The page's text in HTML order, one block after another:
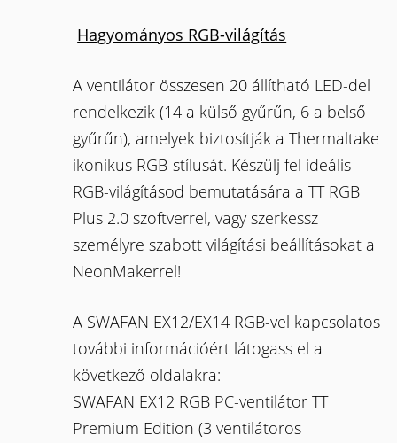
Hagyományos RGB-világítás
A ventilátor összesen 20 állítható LED-del
rendelkezik (14 a külső gyűrűn, 6 a belső
gyűrűn), amelyek biztosítják a Thermaltake
ikonikus RGB-stílusát. Készülj fel ideális
RGB-világításod bemutatására a TT RGB
Plus 2.0 szoftverrel, vagy szerkessz
személyre szabott világítási beállításokat a
NeonMakerrel!
A SWAFAN EX12/EX14 RGB-vel kapcsolatos
további információért látogass el a
következő oldalakra:
SWAFAN EX12 RGB PC-ventilátor TT
Premium Edition (3 ventilátoros